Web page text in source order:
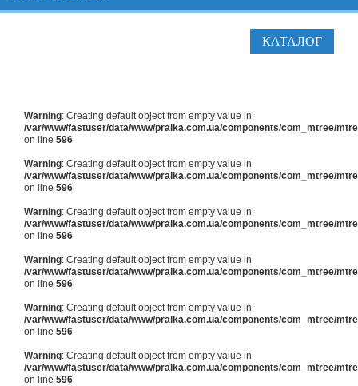
КАТАЛОГ
Warning: Creating default object from empty value in
/var/www/fastuser/data/www/pralka.com.ua/components/com_mtree/
on line 596
Warning: Creating default object from empty value in
/var/www/fastuser/data/www/pralka.com.ua/components/com_mtree/
on line 596
Warning: Creating default object from empty value in
/var/www/fastuser/data/www/pralka.com.ua/components/com_mtree/
on line 596
Warning: Creating default object from empty value in
/var/www/fastuser/data/www/pralka.com.ua/components/com_mtree/
on line 596
Warning: Creating default object from empty value in
/var/www/fastuser/data/www/pralka.com.ua/components/com_mtree/
on line 596
Warning: Creating default object from empty value in
/var/www/fastuser/data/www/pralka.com.ua/components/com_mtree/
on line 596